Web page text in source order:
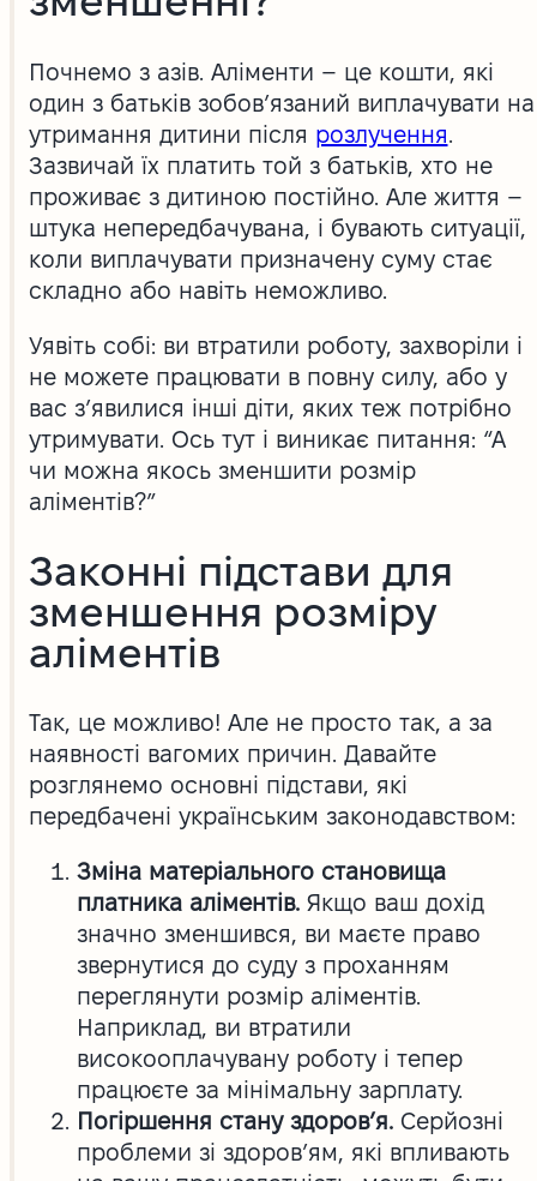
Почнемо з азів. Аліменти – це кошти, які
один з батьків зобов’язаний виплачувати на
утримання дитини після розлучення.
Зазвичай їх платить той з батьків, хто не
проживає з дитиною постійно. Але життя –
штука непередбачувана, і бувають ситуації,
коли виплачувати призначену суму стає
складно або навіть неможливо.
Уявіть собі: ви втратили роботу, захворіли і
не можете працювати в повну силу, або у
вас з’явилися інші діти, яких теж потрібно
утримувати. Ось тут і виникає питання: “А
чи можна якось зменшити розмір
аліментів?”
Законні підстави для
зменшення розміру
аліментів
Так, це можливо! Але не просто так, а за
наявності вагомих причин. Давайте
розглянемо основні підстави, які
передбачені українським законодавством:
Зміна матеріального становища
платника аліментів.Якщо ваш дохід
значно зменшився, ви маєте право
звернутися до суду з проханням
переглянути розмір аліментів.
Наприклад, ви втратили
високооплачувану роботу і тепер
працюєте за мінімальну зарплату.
Погіршення стану здоров’я. Серйозні
проблеми зі здоров’ям, які впливають